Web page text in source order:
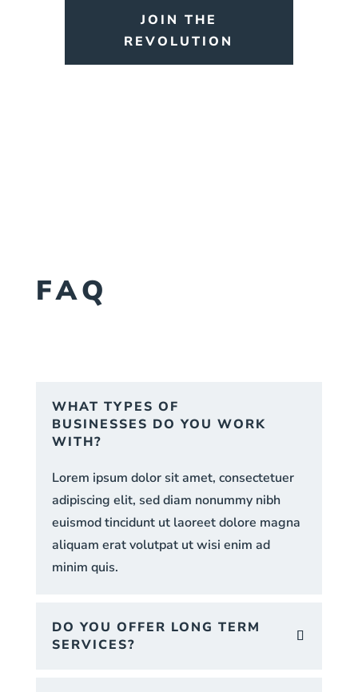
JOIN THE
REVOLUTION
FAQ
WHAT TYPES OF
BUSINESSES DO YOU WORK
WITH?
Lorem ipsum dolor sit amet, consectetuer
adipiscing elit, sed diam nonummy nibh
euismod tincidunt ut laoreet dolore magna
aliquam erat volutpat ut wisi enim ad
minim quis.
DO YOU OFFER LONG TERM
SERVICES?